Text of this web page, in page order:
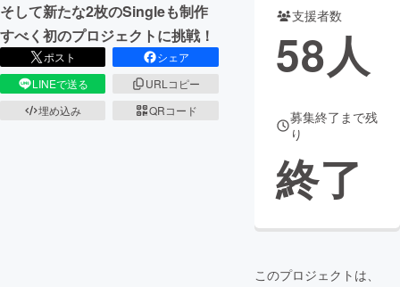
そして新たな2枚のSingleも制作
すべく初のプロジェクトに挑戦！
ポスト
シェア
LINEで送る
URLコピー
埋め込み
QRコード
支援者数
58人
募集終了まで残
り
終了
このプロジェクトは、